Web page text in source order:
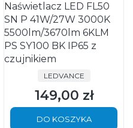
Naświetlacz LED FL50
SN P 41W/27W 3000K
5500lm/3670lm 6KLM
PS SY100 BK IP65 z
czujnikiem
PRODUCENT
LEDVANCE
Cena
149,00 zł
DO KOSZYKA